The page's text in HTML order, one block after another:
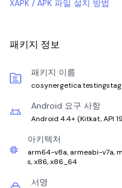
XAPK / APK 파일 설치 방법
패키지 정보
패키지 이름
Android 요구 사항
Android 4.4+ (Kitkat, API 19
아키텍처
arm64-v8a, armeabi-v7a,
s, x86, x86_64
서명